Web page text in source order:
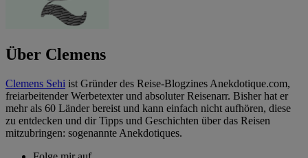
Über Clemens
Clemens Sehi ist Gründer des Reise-Blogzines Anekdotique.com,
freiarbeitender Werbetexter und absoluter Reisenarr. Bisher hat er
mehr als 60 Länder bereist und kann einfach nicht aufhören, diese
zu entdecken und dir Tipps und Geschichten über das Reisen
mitzubringen: sogenannte Anekdotiques.